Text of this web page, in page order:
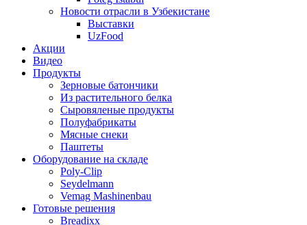
Новости отрасли в Узбекистане
Выставки
UzFood
Акции
Видео
Продукты
Зерновые батончики
Из растительного белка
Сыровяленые продукты
Полуфабрикаты
Мясные снеки
Паштеты
Оборудование на складе
Poly-Clip
Seydelmann
Vemag Mashinenbau
Готовые решения
Breadixx